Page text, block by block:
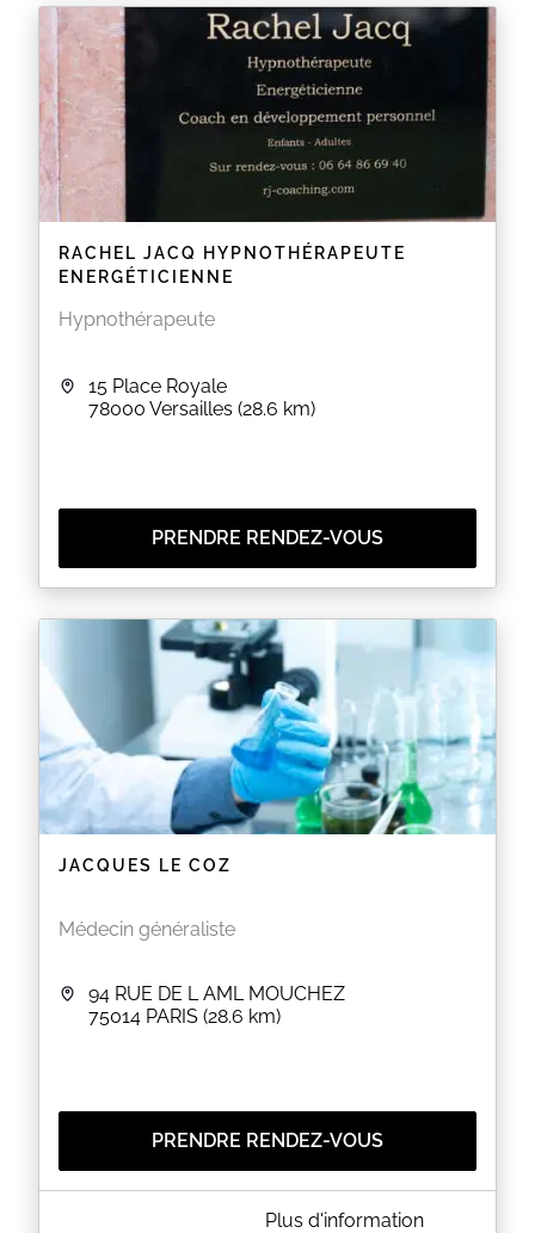
au 8 Boulevard Jourdan. Le Dr RUDES est
conventionné secteur 1, accepte la carte vitale et se
tient à votre disposition pour prévoir un rendez-
vous.
EN SAVOIR PLUS
RACHEL JACQ HYPNOTHÉRAPEUTE
ENERGÉTICIENNE
Hypnothérapeute
15 Place Royale
78000 Versailles (28.6 km)
PRENDRE RENDEZ-VOUS
JACQUES LE COZ
Médecin généraliste
94 RUE DE L AML MOUCHEZ
75014 PARIS (28.6 km)
PRENDRE RENDEZ-VOUS
A PROPOS DE JACQUES LE COZPlus d'information